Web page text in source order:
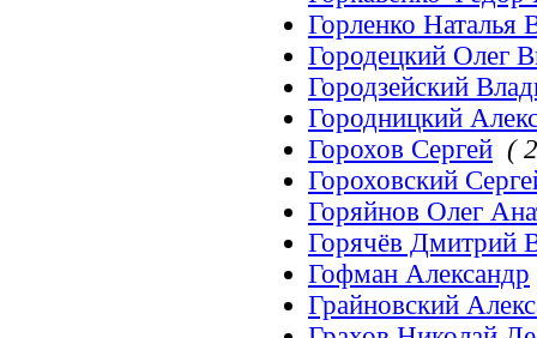
Горленко Наталья
Городецкий Олег
Городзейский
Городницкий
Горохов Сергей (
Гороховский
Горяйнов Олег
Горячёв Дмитрий
Гофман Александр
Грайновский